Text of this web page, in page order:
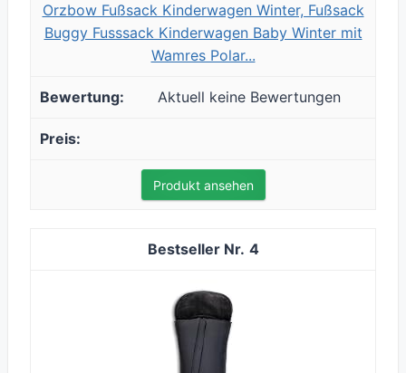
Orzbow Fußsack Kinderwagen Winter, Fußsack
Buggy Fusssack Kinderwagen Baby Winter mit
Wamres Polar...
Aktuell keine Bewertungen
Produkt ansehen
4